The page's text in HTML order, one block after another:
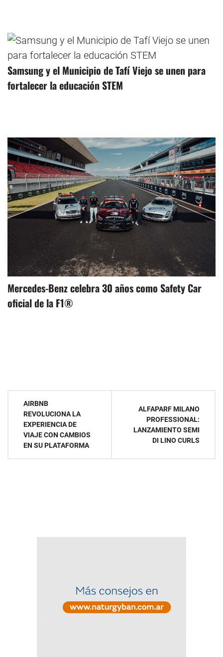
Samsung y el Municipio de Tafí Viejo se unen para
fortalecer la educación STEM
Mercedes-Benz celebra 30 años como Safety Car
oficial de la F1®
Navegación
entradas
AIRBNB
REVOLUCIONA LA
EXPERIENCIA DE
VIAJE CON CAMBIOS
EN SU PLATAFORMA
ALFAPARF MILANO
PROFESSIONAL:
LANZAMIENTO SEMI
DI LINO CURLS